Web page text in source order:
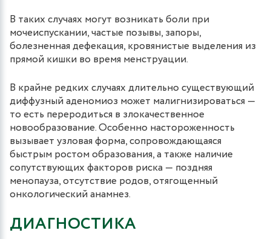
В таких случаях могут возникать боли при
мочеиспускании, частые позывы, запоры,
болезненная дефекация, кровянистые выделения из
прямой кишки во время менструации.
В крайне редких случаях длительно существующий
диффузный аденомиоз может малигнизироваться —
то есть переродиться в злокачественное
новообразование. Особенно настороженность
вызывает узловая форма, сопровождающаяся
быстрым ростом образования, а также наличие
сопутствующих факторов риска — поздняя
менопауза, отсутствие родов, отягощенный
онкологический анамнез.
ДИАГНОСТИКА